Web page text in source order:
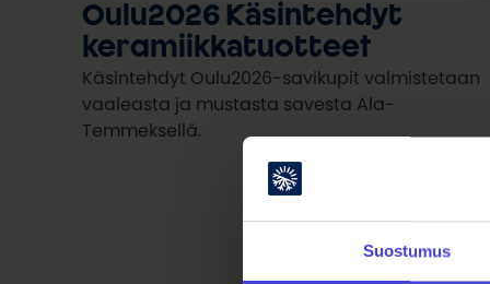
Suostumus
Oulu2026 Käsintehdyt
keramiikkatuotteet
Käsintehdyt Oulu2026-savikupit valmistetaan
vaaleasta ja mustasta savesta Ala-
Temmeksellä.